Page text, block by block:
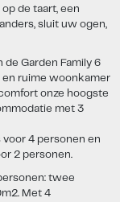
de taart, een
sluit uw ogen,
Garden Family 6
en ruime woonkamer
onze hoogste
met 3
4 personen en
2 personen.
twee
Met 4